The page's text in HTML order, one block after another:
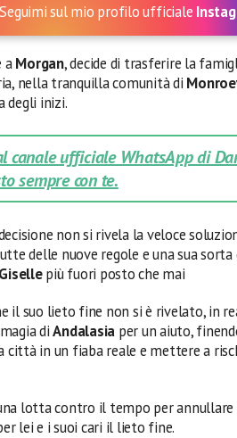
Seguimi sul mio profilo ufficiale
aMorgan, decide di trasferire la
nella tranquilla comunità di
degli inizi.
canale ufficiale WhatsApp di
sempre con te.
non si rivela la veloce
delle nuove regole e una sua sorta
Gisellepiù fuori posto che mai
il suo lieto fine non si è rivelato, in
diAndalasia per un aiuto,
città in un fiaba reale e mettere a
lotta contro il tempo per annullare
lei e i suoi cari il lieto fine.